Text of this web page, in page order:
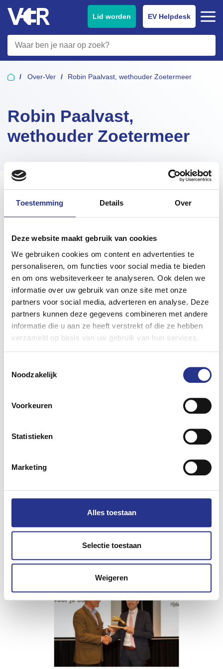
Toestemming Details Over
Deze website maakt gebruik van cookies
We gebruiken cookies om content en advertenties te
personaliseren, om functies voor social media te bieden
en om ons websiteverkeer te analyseren. Ook delen we
informatie over uw gebruik van onze site met onze
partners voor social media, adverteren en analyse. Deze
partners kunnen deze gegevens combineren met andere
informatie die u aan ze heeft verstrekt of die ze hebben
verzameld op basis van uw gebruik van hun services.
Noodzakelijk
Voorkeuren
Statistieken
Marketing
Alles toestaan
Selectie toestaan
Weigeren
Lid worden EV Helpdesk
Over-Ver Robin Paalvast, wethouder Zoetermeer
Robin Paalvast,
wethouder Zoetermeer
Tijdens de werkconferentie Elektrisch Vervoer van
Vereniging Nederlandse Gemeenten (VNG) en het
Formule E-team (FET) op 19 april reikte de Vereniging
Elektrische Rijders (VER) de gouden stekken uit aan
laadpalen beleid. VER-voorzitter Koos Burgman: ‘Deze
gouden stekker is een ondersteuning voor een
gemeente die gewoon goed bezig is. We hebben de
prijs expres niet aan een van de grote vier steden
willen geven, omdat daar al zoveel aandacht en geld
naar toe gaat. Gemeente Zoetermeer is al jaren bezig
om, met haar inwoners, een goed en praktisch beleid
gemeente Zoetermeer: “Deze Gouden Stekker zie ik als
een aanmoedigingsprijs voor Zoetermeer: voor
gemeente, inwoners en ondernemers! Ik wil graag
duurzame mobiliteit stimuleren door in samenspraak
waren via de GIS kaart van
de gemeente alle 130 beoogde nieuwe laadpaallocaties
apart reageren. De uitkomsten van de samenspraak
zijn meegenomen in het collegeadvies. Het unieke
hieraan was dat alle locaties in een keer te zien waren